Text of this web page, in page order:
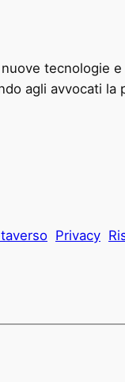
tecnologie
agli avvocati la
Privacy